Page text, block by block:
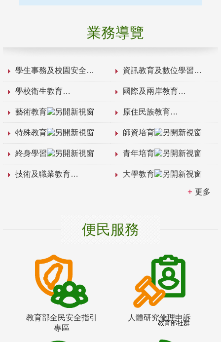
業務導覽
學生事務及校園安全 資訊教育及數位學習
學校衛生教育 國際及兩岸教育
藝術教育 原住民族教育
特殊教育 師資培育
終身學習 青年培育
技術及職業教育 大學教育
更多
便民服務
教育部全民安全指引
專區
人體研究倫理申訴
教育部社群